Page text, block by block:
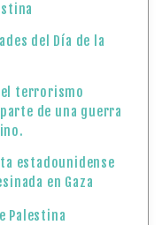
del Día de la
el terrorismo
de una guerra
estadounidense
en Gaza
Palestina